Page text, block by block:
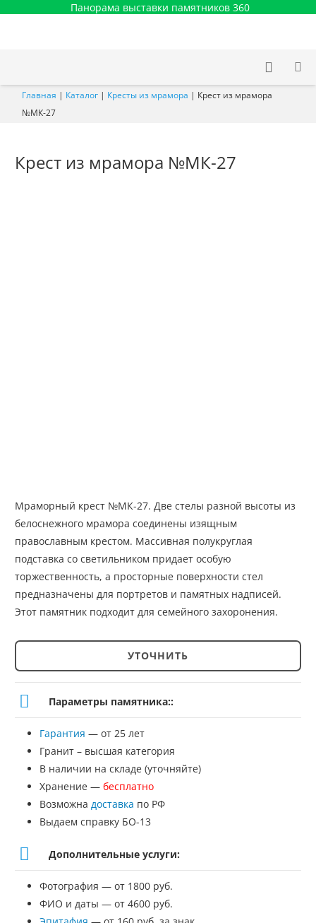
Панорама выставки памятников 360
Главная | Каталог | Кресты из мрамора | Крест из мрамора
№МК-27
Крест из мрамора №МК-27
Мраморный крест №МК-27. Две стелы разной высоты из
белоснежного мрамора соединены изящным
православным крестом. Массивная полукруглая
подставка со светильником придает особую
торжественность, а просторные поверхности стел
предназначены для портретов и памятных надписей.
Этот памятник подходит для семейного захоронения.
Количество
товара
Крест
мрамора
№МК-27
УТОЧНИТЬ
Параметры памятника::
Гарантия — от 25 лет
Гранит – высшая категория
В наличии на складе (уточняйте)
Хранение — бесплатно
Возможна доставка по РФ
Выдаем справку БО-13
Дополнительные услуги:
Фотография — от 1800 руб.
ФИО и даты — от 4600 руб.